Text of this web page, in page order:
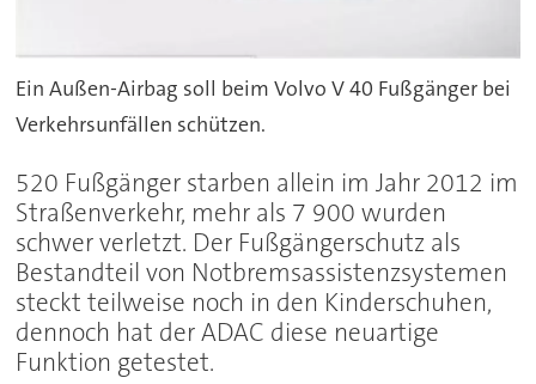
Ein Außen-Airbag soll beim Volvo V 40 Fußgänger bei
Verkehrsunfällen schützen.
520 Fußgänger starben allein im Jahr 2012 im
Straßenverkehr, mehr als 7 900 wurden
schwer verletzt. Der Fußgängerschutz als
Bestandteil von Notbremsassistenzsystemen
steckt teilweise noch in den Kinderschuhen,
dennoch hat der ADAC diese neuartige
Funktion getestet.